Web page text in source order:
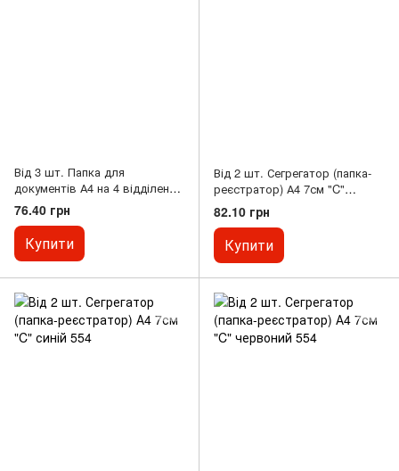
Від 3 шт. Папка для
документів А4 на 4 відділення
пластикова на гумці DL5226
мікс
76.40 грн
Купити
Від 2 шт. Сегрегатор (папка-
реєстратор) А4 7см "C"
чорний 554
82.10 грн
Купити